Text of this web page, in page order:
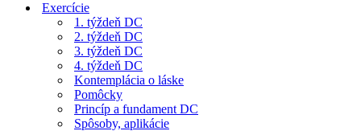
Exercície
1. týždeň DC
2. týždeň DC
3. týždeň DC
4. týždeň DC
Kontemplácia o láske
Pomôcky
Princíp a fundament DC
Spôsoby, aplikácie